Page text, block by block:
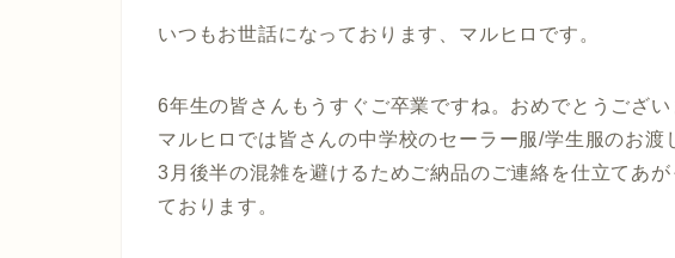
いつもお世話になっております、マルヒロです。
6年生の皆さんもうすぐご卒業ですね。おめでとうござい
マルヒロでは皆さんの中学校のセーラー服/学生服のお渡
3月後半の混雑を避けるためご納品のご連絡を仕立てあ
ております。